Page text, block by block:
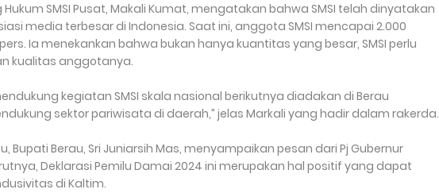
Hukum SMSI Pusat, Makali Kumat, mengatakan bahwa SMSI telah dinyatakan
media terbesar di Indonesia. Saat ini, anggota SMSI mencapai 2.000
Ia menekankan bahwa bukan hanya kuantitas yang besar, SMSI perlu
kualitas anggotanya.
kegiatan SMSI skala nasional berikutnya diadakan di Berau
sektor pariwisata di daerah,” jelas Markali yang hadir dalam rakerda.
Bupati Berau, Sri Juniarsih Mas, menyampaikan pesan dari Pj Gubernur
Deklarasi Pemilu Damai 2024 ini merupakan hal positif yang dapat
di Kaltim.